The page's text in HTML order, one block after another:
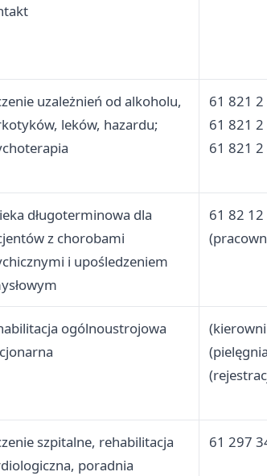
uzależnień od alkoholu,
leków, hazardu;
61 821
61 821
61 821
długoterminowa dla
z chorobami
i upośledzeniem
61 82
ogólnoustrojowa
szpitalne, rehabilitacja
poradnia
61 297